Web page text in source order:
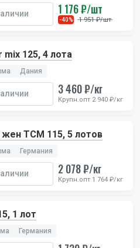
1 176 ₽/шт
-40% 1 951 ₽/шт
mix 125, 4 лота
Дания
3 460 ₽/кг
Крупн.опт 2 940 ₽/кг
TCM 115, 5 лотов
Германия
2 078 ₽/кг
Крупн.опт 1 764 ₽/кг
1 лот
Германия